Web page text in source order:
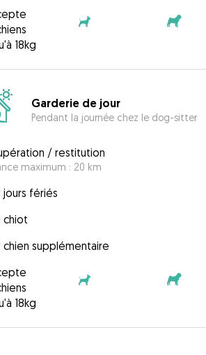
18kg
Garderie de jour
Pendant la journée chez le dog-sitter
/ restitution
maximum : 20 km
jours fériés
chiot
chien supplémentaire
18kg